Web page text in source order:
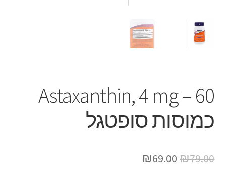
Astaxanthin, 4 mg – 60
כמוסות סופטגל
₪79.00
₪69.00